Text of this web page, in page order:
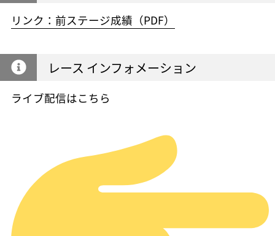
リンク：前ステージ成績（PDF）
レース インフォメーション
ライブ配信はこちら